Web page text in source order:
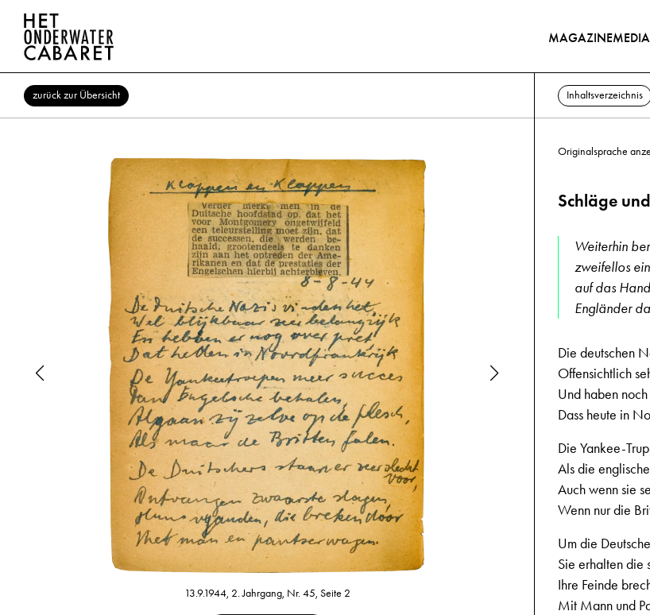
MAGAZINE
zurück zur Übersicht
13.9.1944, 2. Jahrgang, Nr. 45, Seite 2
Inhaltsverzeichnis
Originalsprache
Schläge
Weiterhin
zweifellos
auf das
Engländer
Die deutschen
Offensichtlich
Und haben
Dass heute in
Die Yankee-
Als die
Auch wenn sie
Wenn nur die
Um die
Sie erhalten die
Ihre Feinde
Mit Mann und